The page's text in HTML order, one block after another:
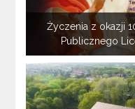
Życzenia z okazji
Publicznego